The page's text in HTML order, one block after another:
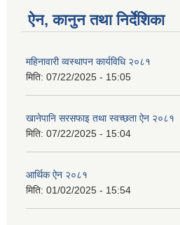
ऐन, कानुन तथा निर्देशिका
महिनावारी व्वस्थापन कार्यविधि २०८१
मिति: 07/22/2025 - 15:05
खानेपानि सरसफाइ तथा स्वच्छता ऐन २०८१
मिति: 07/22/2025 - 15:04
आर्थिक ऐन २०८१
मिति: 01/02/2025 - 15:54